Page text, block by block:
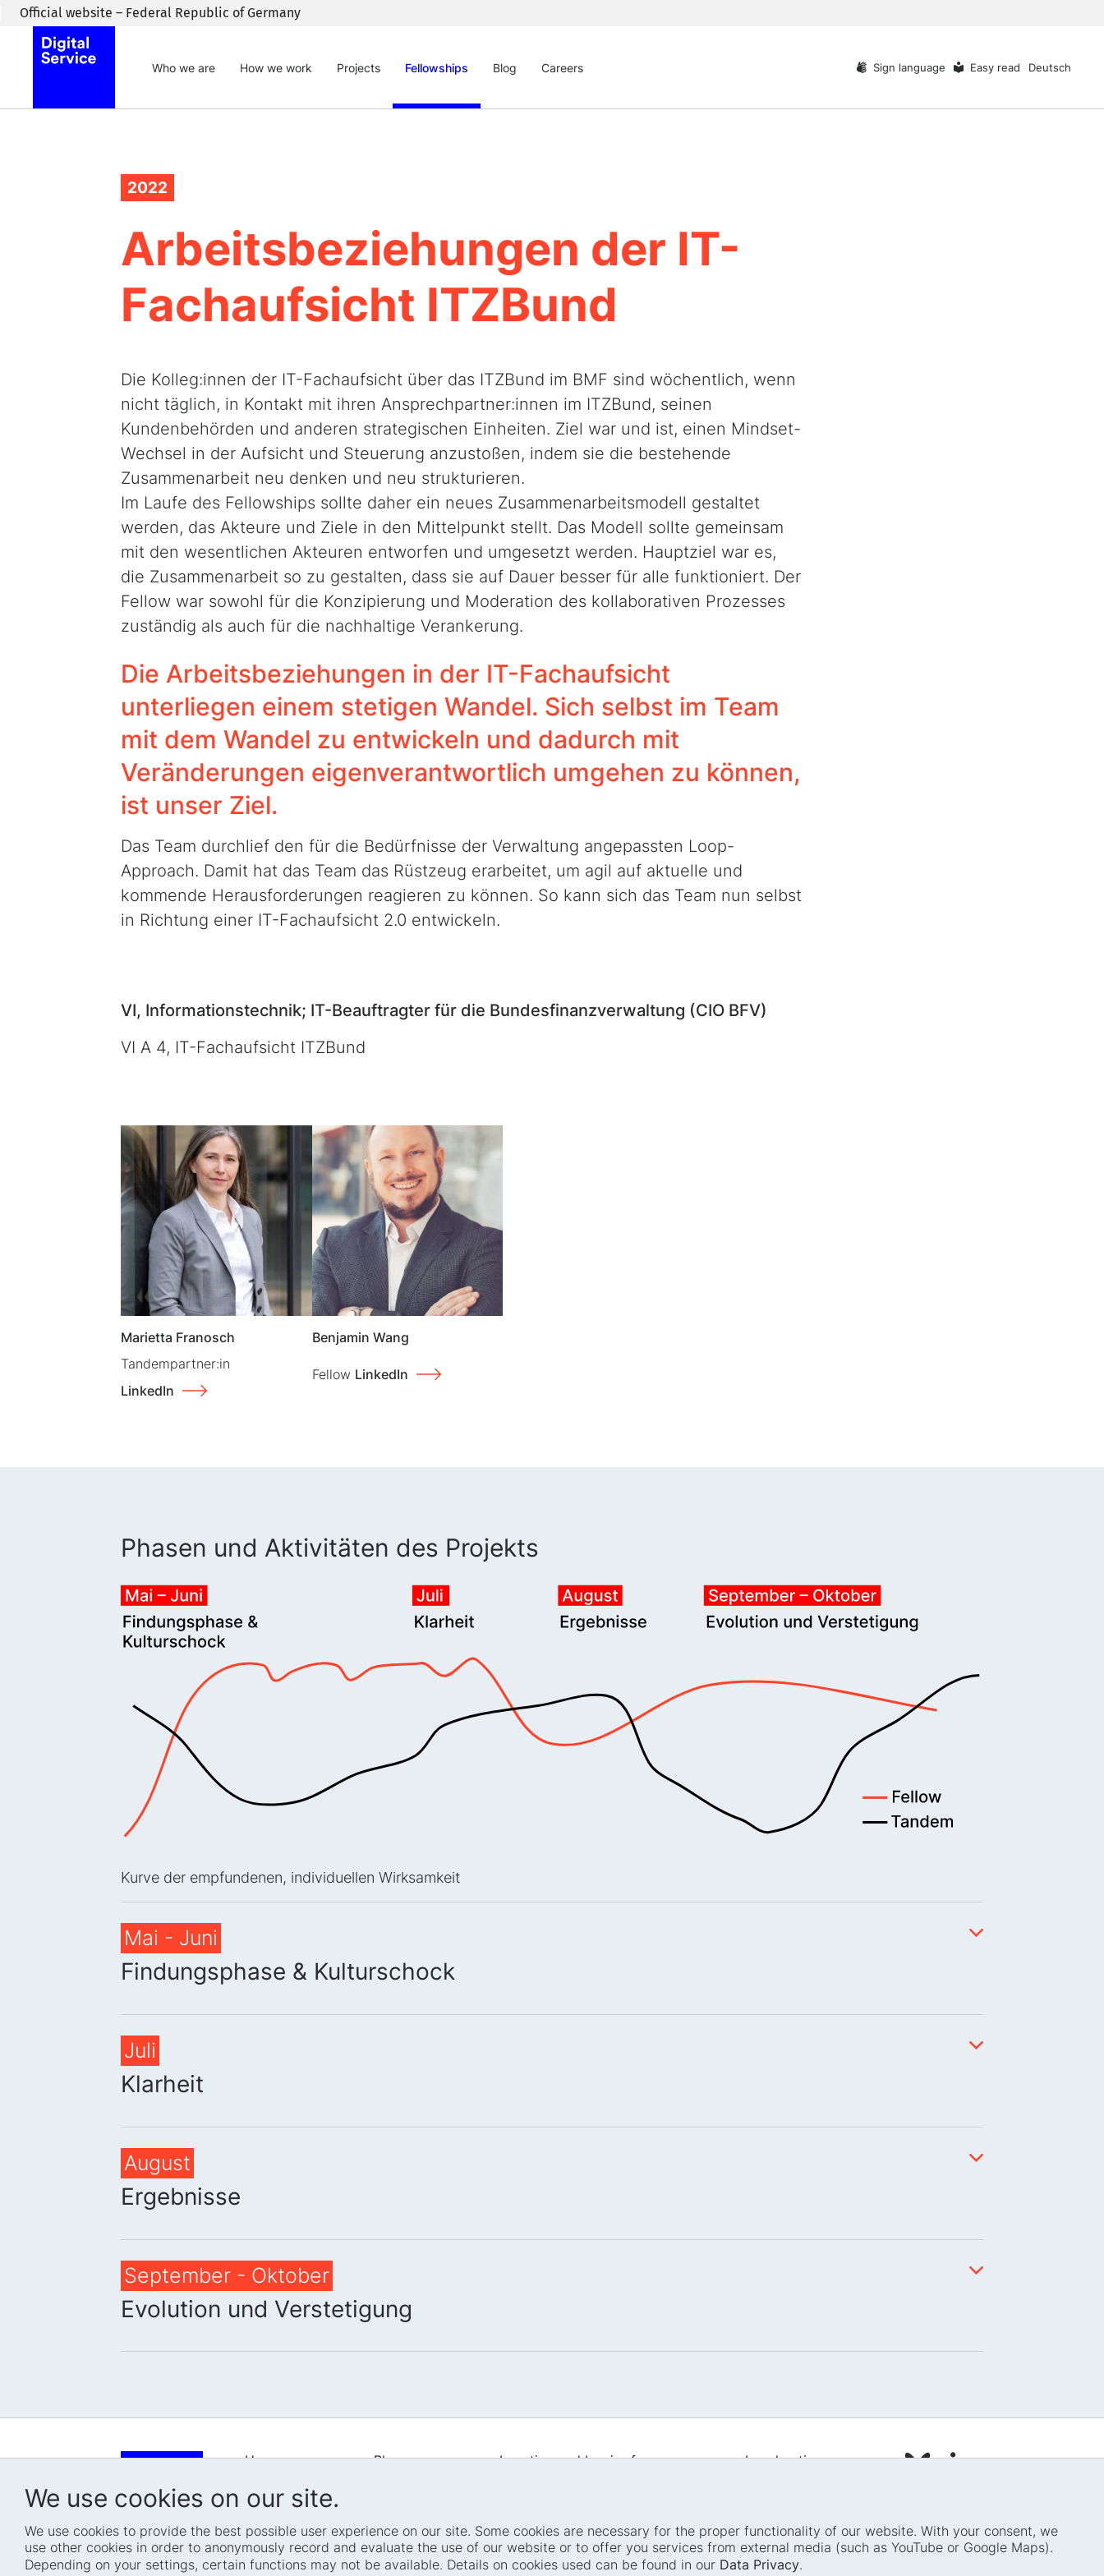
We use cookies on our site.
We use cookies to provide the best possible user experience on our site. Some cookies are necessary for the proper functionality of our website. With your consent, we
use other cookies in order to anonymously record and evaluate the use of our website or to offer you services from external media (such as YouTube or Google Maps).
Depending on your settings, certain functions may not be available. Details on cookies used can be found in our Data Privacy.
Skip to main content
Official website – Federal Republic of Germany
Who we are How we work Projects Fellowships Blog Careers Sign language Easy read Deutsch
2022
Arbeitsbeziehungen der IT-
Fachaufsicht ITZBund
Die Kolleg:innen der IT-Fachaufsicht über das ITZBund im BMF sind wöchentlich, wenn
nicht täglich, in Kontakt mit ihren Ansprechpartner:innen im ITZBund, seinen
Kundenbehörden und anderen strategischen Einheiten. Ziel war und ist, einen Mindset-
Wechsel in der Aufsicht und Steuerung anzustoßen, indem sie die bestehende
Zusammenarbeit neu denken und neu strukturieren.
Im Laufe des Fellowships sollte daher ein neues Zusammenarbeitsmodell gestaltet
werden, das Akteure und Ziele in den Mittelpunkt stellt. Das Modell sollte gemeinsam
mit den wesentlichen Akteuren entworfen und umgesetzt werden. Hauptziel war es,
die Zusammenarbeit so zu gestalten, dass sie auf Dauer besser für alle funktioniert. Der
Fellow war sowohl für die Konzipierung und Moderation des kollaborativen Prozesses
zuständig als auch für die nachhaltige Verankerung.
Die Arbeitsbeziehungen in der IT-Fachaufsicht
unterliegen einem stetigen Wandel. Sich selbst im Team
mit dem Wandel zu entwickeln und dadurch mit
Veränderungen eigenverantwortlich umgehen zu können,
ist unser Ziel.
Das Team durchlief den für die Bedürfnisse der Verwaltung angepassten Loop-
Approach. Damit hat das Team das Rüstzeug erarbeitet, um agil auf aktuelle und
kommende Herausforderungen reagieren zu können. So kann sich das Team nun selbst
in Richtung einer IT-Fachaufsicht 2.0 entwickeln.
VI, Informationstechnik; IT-Beauftragter für die Bundesfinanzverwaltung (CIO BFV)
VI A 4, IT-Fachaufsicht ITZBund
Marietta Franosch
Tandempartner:in
LinkedIn
Benjamin Wang
Fellow LinkedIn
Phasen und Aktivitäten des Projekts
Kurve der empfundenen, individuellen Wirksamkeit
Mai - Juni
Findungsphase & Kulturschock
Juli
Klarheit
August
Ergebnisse
September - Oktober
Evolution und Verstetigung
Home
Who we are
How we work
Projects
Fellowships
Blog
Accessibility
Transparency
Location and barrier-free access
Accessibility statement
Legal notice